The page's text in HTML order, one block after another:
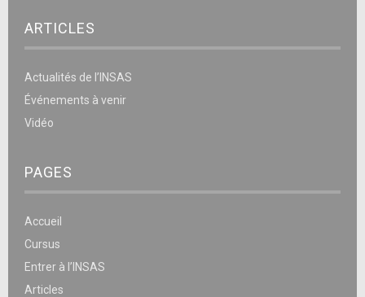
ARTICLES
Actualités de l’INSAS
Événements à venir
Vidéo
PAGES
Accueil
Cursus
Entrer à l’INSAS
Articles